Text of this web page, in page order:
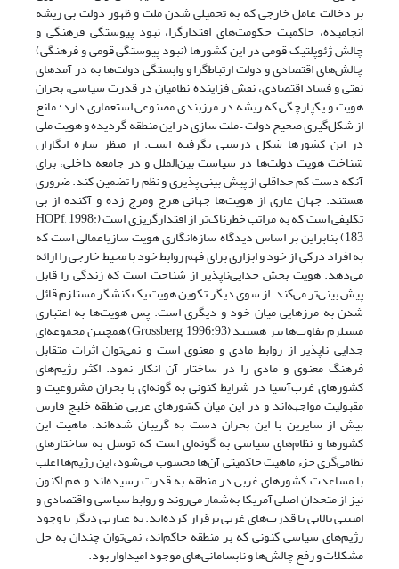
بر دخالت عامل خارجی که به تحمیلی شدن ملت و ظهور دولت بی ریشه
انجامیده، حاکمیت حکومت‌های اقتدارگرا، نبود پیوستگی فرهنگی و
چالش ژئوپلتیک قومی در این کشورها (نبود پیوستگی قومی و فرهنگی)
چالش‌های اقتصادی و دولت ارتباط‌گرا و وابستگی دولت‌ها به در آمدهای
نفتی و فساد اقتصادی، نقش فزاینده نظامیان در قدرت سیاسی، بحران
هویت و یکپارچگی که ریشه در مرزبندی مصنوعی استعماری دارد؛ مانع
از شکل‌گیری صحیح دولت – ملت سازی در این منطقه گردیده و هویت ملی
در این کشورها شکل درستی نگرفته است. از منظر سازه انگاران
شناخت هویت دولت‌ها در سیاست بین‌الملل و در جامعه داخلی، برای
آنکه دست کم حداقلی از پیش بینی پذیری و نظم را تضمین کند. ضروری
هستند. جهان عاری از هویت‌ها جهانی هرج ومرج زده و آکنده از بی
تکلیفی است که به مراتب خطرناک‌تر از اقتدارگریزی است (HOPf, 1998:
183) بنابراین بر اساس دیدگاه سازه‌انگاری هویت سازیاعمالی است که
به افراد درکی از خود و ابزاری برای فهم روابط خود با محیط خارجی را ارائه
می‌دهد. هویت بخش جدایی‌ناپذیر از شناخت است که زندگی را قابل
پیش بینی‌تر می‌کند. از سوی دیگر تکوین هویت یک کنشگر مستلزم قائل
شدن به مرزهایی میان خود و دیگری است. پس هویت‌ها به اعتباری
مستلزم تفاوت‌ها نیز هستند (Grossberg, 1996:93) همچنین مجموعه‌ای
جدایی ناپذیر از روابط مادی و معنوی است و نمی‌توان اثرات متقابل
فرهنگ معنوی و مادی را در ساختار آن انکار نمود. اکثر رژیم‌های
کشورهای غرب‌آسیا در شرایط کنونی به گونه‌ای با بحران مشروعیت و
مقبولیت مواجهه‌اند و در این میان کشورهای عربی منطقه خلیج فارس
بیش از سایرین با این بحران دست به گریبان شده‌اند. ماهیت این
کشورها و نظام‌های سیاسی به گونه‌ای است که توسل به ساختارهای
نظامی‌گری جزء ماهیت حاکمیتی آن‌ها محسوب می‌شود، این رژیم‌ها اغلب
با مساعدت کشورهای غربی در منطقه به قدرت رسیده‌اند و هم اکنون
نیز از متحدان اصلی آمریکا به‌شمار می‌روند و روابط سیاسی و اقتصادی و
امنیتی بالایی با قدرت‌های غربی برقرار کرده‌اند. به عبارتی دیگر با وجود
رژیم‌های سیاسی کنونی که بر منطقه حاکم‌اند، نمی‌توان چندان به حل
مشکلات و رفع چالش‌ها و نابسامانی‌های موجود امیداوار بود.